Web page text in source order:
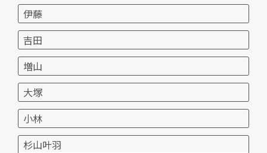
伊藤
吉田
増山
大塚
小林
杉山叶羽